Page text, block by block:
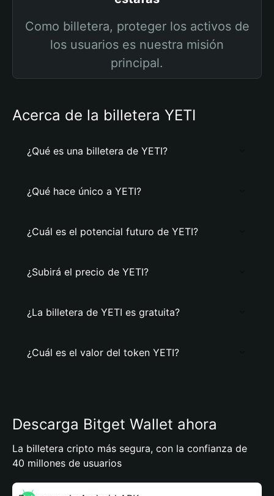
Como billetera, proteger los activos de
los usuarios es nuestra misión
principal.
Acerca de la billetera YETI
¿Qué es una billetera de YETI?
¿Qué hace único a YETI?
¿Cuál es el potencial futuro de YETI?
¿Subirá el precio de YETI?
¿La billetera de YETI es gratuita?
¿Cuál es el valor del token YETI?
Descarga Bitget Wallet ahora
La billetera cripto más segura, con la confianza de
40 millones de usuarios